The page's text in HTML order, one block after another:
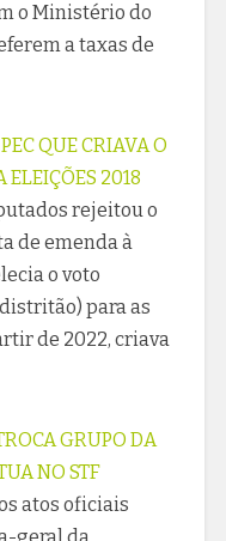
o Ministério do
a taxas de
QUE CRIAVA O
ELEIÇÕES 2018
rejeitou o
de emenda à
o voto
para as
de 2022, criava
GRUPO DA
NO STF
atos oficiais